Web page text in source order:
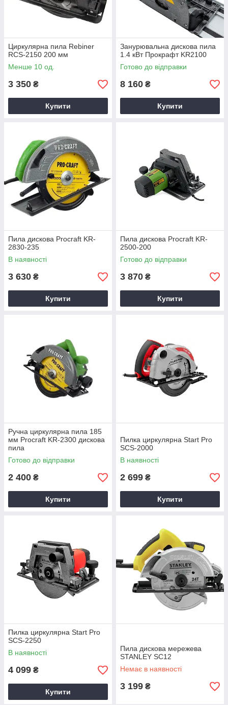
Циркулярна пила Rebiner
RCS-2150 200 мм
Менше 10 од.
3 350 ₴
Купити
Занурювальна дискова пила
1.4 кВт Прокрафт KR2100
Готово до відправки
8 160 ₴
Купити
Пила дискова Procraft KR-
2830-235
В наявності
3 630 ₴
Купити
Пила дискова Procraft KR-
2500-200
Готово до відправки
3 870 ₴
Купити
Ручна циркулярна пила 185
мм Procraft KR-2300 дискова
пила
Готово до відправки
2 400 ₴
Купити
Пилка циркулярна Start Pro
SCS-2000
В наявності
2 699 ₴
Купити
Пилка циркулярна Start Pro
SCS-2250
В наявності
4 099 ₴
Купити
Пила дискова мережева
STANLEY SC12
Немає в наявності
3 199 ₴